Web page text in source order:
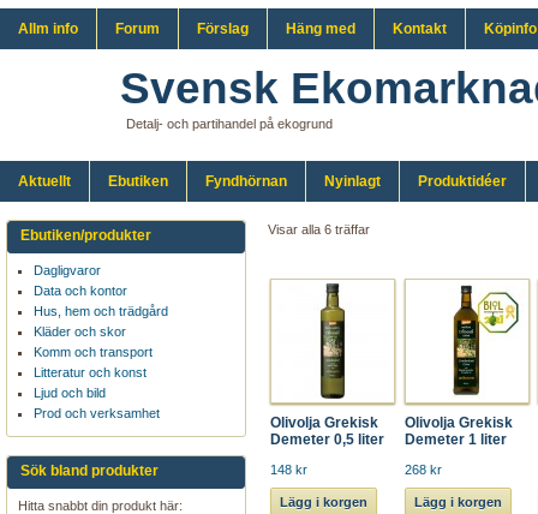
Allm info Forum Förslag Häng med Kontakt Köpinfo
Svensk
Detalj- och partihandel på ekogrund
Aktuellt Ebutiken Fyndhörnan Nyinlagt Produktidéer
Visar alla 6 träffar
Olivolja Grekisk
Demeter 0,5 liter
148 kr
Lägg i korgen
Olivolja Grekisk
Demeter 1 liter
268 kr
Lägg i korgen
Ebutiken/produkter
Dagligvaror
Data och kontor
Hus, hem och trädgård
Kläder och skor
Komm och transport
Litteratur och konst
Ljud och bild
Prod och verksamhet
Sök bland produkter
Hitta snabbt din produkt här: